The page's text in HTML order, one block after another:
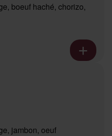
boeuf haché, chorizo,
jambon, oeuf